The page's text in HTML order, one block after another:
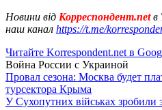
Новини від Корреспондент.netв
наш канал https://t.me/
Читайте Korrespondent.net в
Война России с Украиной
Провал сезона: Москва будет
турсектора Крыма
У Сухопутних військах зробили